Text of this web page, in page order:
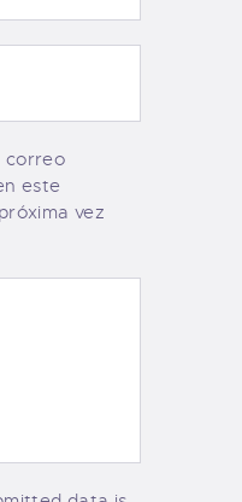
correo
este
vez